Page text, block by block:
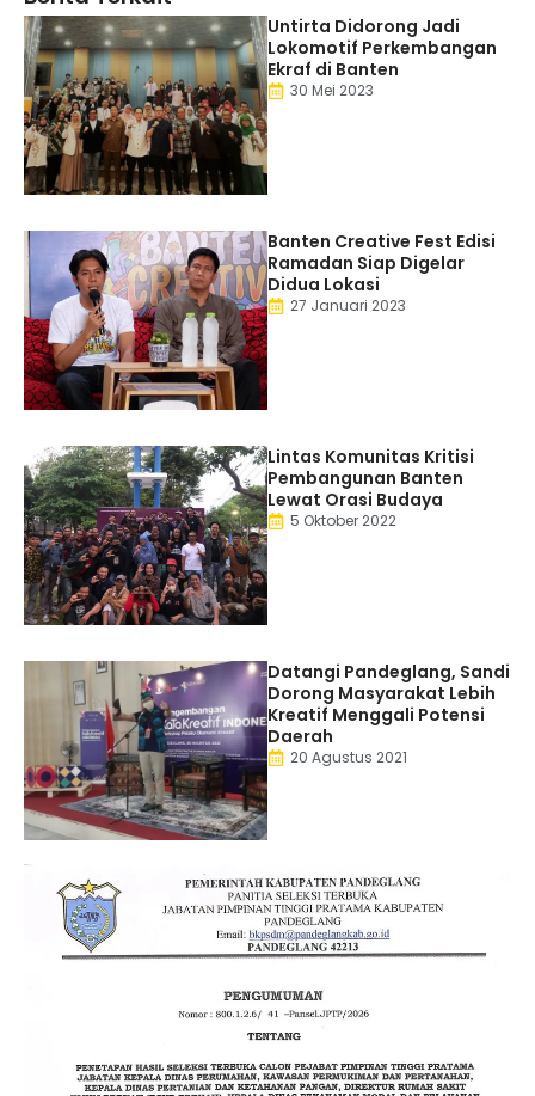
Untirta Didorong Jadi
Lokomotif Perkembangan
Ekraf di Banten
30 Mei 2023
Banten Creative Fest Edisi
Ramadan Siap Digelar
Didua Lokasi
27 Januari 2023
Lintas Komunitas Kritisi
Pembangunan Banten
Lewat Orasi Budaya
5 Oktober 2022
Datangi Pandeglang, Sandi
Dorong Masyarakat Lebih
Kreatif Menggali Potensi
Daerah
20 Agustus 2021